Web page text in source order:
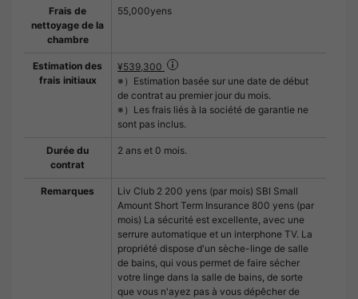
Frais de
nettoyage de la
chambre
55,000yens
Estimation des
frais initiaux
¥539,300
※）Estimation basée sur une date de début
de contrat au premier jour du mois.
※）Les frais liés à la société de garantie ne
sont pas inclus.
Durée du
contrat
2 ans et 0 mois.
Remarques
Liv Club 2 200 yens (par mois) SBI Small
Amount Short Term Insurance 800 yens (par
mois) La sécurité est excellente, avec une
serrure automatique et un interphone TV. La
propriété dispose d'un sèche-linge de salle
de bains, qui vous permet de faire sécher
votre linge dans la salle de bains, de sorte
que vous n'ayez pas à vous dépêcher de